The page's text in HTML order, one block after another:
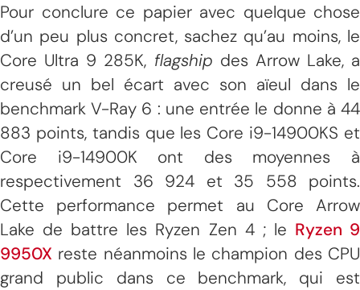
Pour conclure ce papier avec quelque chose
d’un peu plus concret, sachez qu’au moins, le
Core Ultra 9 285K, flagship des Arrow Lake, a
creusé un bel écart avec son aïeul dans le
benchmark V-Ray 6 : une entrée le donne à 44
883 points, tandis que les Core i9-14900KS et
Core i9-14900K ont des moyennes à
respectivement 36 924 et 35 558 points.
Cette performance permet au Core Arrow
Lake de battre les Ryzen Zen 4 ; le Ryzen 9
9950X reste néanmoins le champion des CPU
grand public dans ce benchmark, qui est